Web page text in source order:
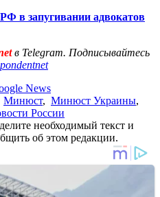
в запугивании адвокатов
в Telegram. Подписывайтесь
News
Минюст, Минюст Украины,
России
необходимый текст и
об этом редакции.